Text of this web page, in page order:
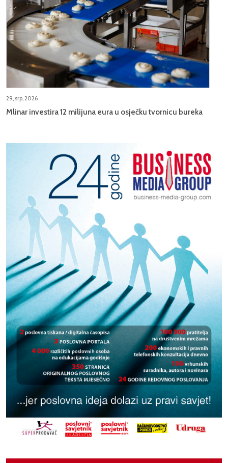
29, srp, 2026
Mlinar investira 12 milijuna eura u osječku tvornicu bureka